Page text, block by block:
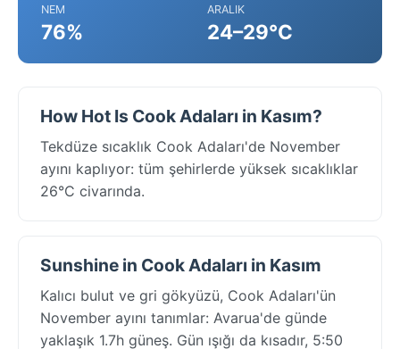
NEM
76%
ARALIK
24–29°C
How Hot Is Cook Adaları in Kasım?
Tekdüze sıcaklık Cook Adaları'de November
ayını kaplıyor: tüm şehirlerde yüksek sıcaklıklar
26°C civarında.
Sunshine in Cook Adaları in Kasım
Kalıcı bulut ve gri gökyüzü, Cook Adaları'ün
November ayını tanımlar: Avarua'de günde
yaklaşık 1.7h güneş. Gün ışığı da kısadır, 5:50